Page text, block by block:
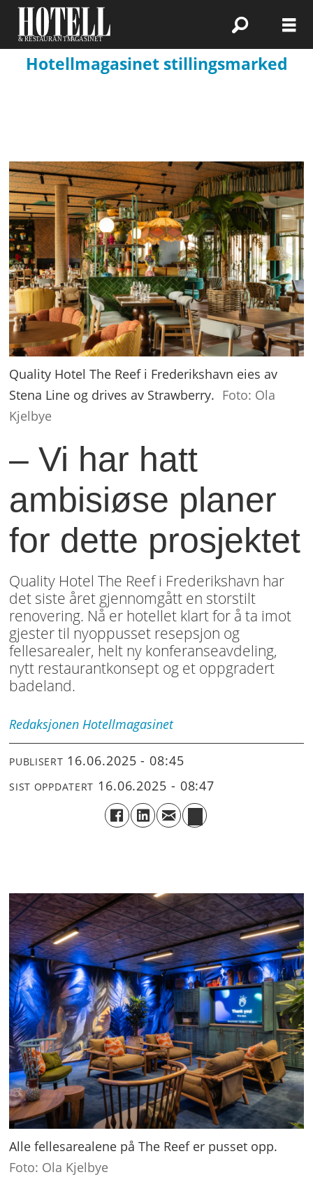
Hotellmagasinet stillingsmarked
Quality Hotel The Reef i Frederikshavn eies av
Stena Line og drives av Strawberry. Foto: Ola
Kjelbye
– Vi har hatt
ambisiøse planer
for dette prosjektet
Quality Hotel The Reef i Frederikshavn har
det siste året gjennomgått en storstilt
renovering. Nå er hotellet klart for å ta imot
gjester til nyoppusset resepsjon og
fellesarealer, helt ny konferanseavdeling,
nytt restaurantkonsept og et oppgradert
badeland.
Redaksjonen Hotellmagasinet
PUBLISERT 16.06.2025 - 08:45
SIST OPPDATERT 16.06.2025 - 08:47
Alle fellesarealene på The Reef er pusset opp.
Foto: Ola Kjelbye